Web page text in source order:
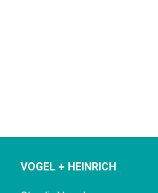
VOGEL + HEINRICH